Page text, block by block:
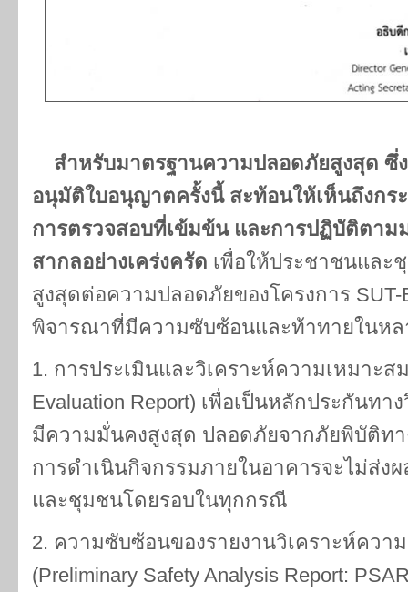
สำหรับมาตรฐานความปลอดภัยสูงสุด ซึ่
อนุมัติใบอนุญาตครั้งนี้ สะท้อนให้เห็นถึงกร
การตรวจสอบที่เข้มข้น และการปฏิบัติตา
สากลอย่างเคร่งครัด เพื่อให้ประชาชนและ
สูงสุดต่อความปลอดภัยของโครงการ
พิจารณาที่มีความซับซ้อนและท้าทายในห
1. การประเมินและวิเคราะห์ความเหมาะ
Evaluation Report) เพื่อเป็นหลักประกันท
มีความมั่นคงสูงสุด ปลอดภัยจากภัยพิบัติท
การดำเนินกิจกรรมภายในอาคารจะไม่ส่ง
และชุมชนโดยรอบในทุกกรณี
2. ความซับซ้อนของรายงานวิเคราะห์ควา
(Preliminary Safety Analysis Report: